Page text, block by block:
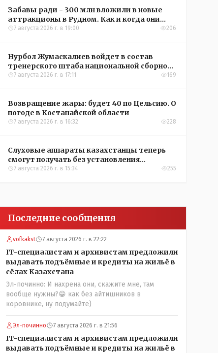
Забавы ради - 300 млн вложили в новые
аттракционы в Рудном. Как и когда они
окупятся?
7 августа 2026 г. в 19:00 206
Нурбол Жумаскалиев войдет в состав
тренерского штаба национальной сборной
Казахстана по футболу
7 августа 2026 г. в 17:11 169
Возвращение жары: будет 40 по Цельсию. О
погоде в Костанайской области
7 августа 2026 г. в 16:32 228
Слуховые аппараты казахстанцы теперь
смогут получать без установления
инвалидности
7 августа 2026 г. в 15:34 255
Последние сообщения
vofkakst 7 августа 2026 г. в 22:22
IT-специалистам и архивистам предложили
выдавать подъёмные и кредиты на жильё в
сёлах Казахстана
Эл-починно: И нахрена они, скажите мне, там
вообще нужны?😁 как без айтишников в
коровнике, ну подумайте)
Эл-починно 7 августа 2026 г. в 21:56
IT-специалистам и архивистам предложили
выдавать подъёмные и кредиты на жильё в